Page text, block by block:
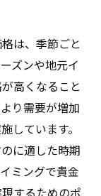
は、季節ごと
ズンや地元イ
高くなること
り需要が増加
しています。
に適した時期
ミングで貴金
するためのポ